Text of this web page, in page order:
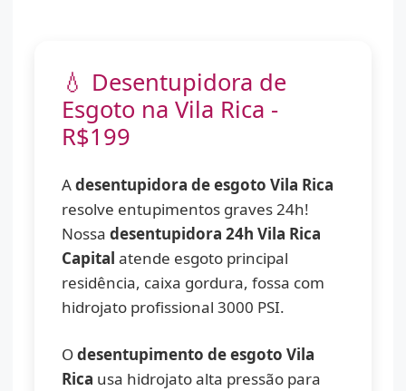
💧 Desentupidora de
Esgoto na Vila Rica -
R$199
Adesentupidora de esgoto Vila Rica
resolve entupimentos graves 24h!
Nossadesentupidora 24h Vila Rica
Capital atende esgoto principal
residência, caixa gordura, fossa com
hidrojato profissional 3000 PSI.
Odesentupimento de esgoto Vila
Rica usa hidrojato alta pressão para